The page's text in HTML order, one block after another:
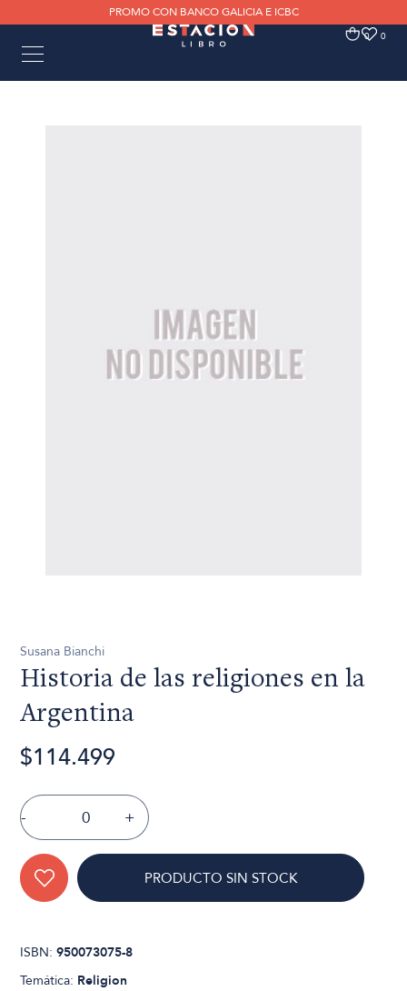
PROMO CON BANCO GALICIA E ICBC
0 0
Susana Bianchi
Historia de las religiones en la
Argentina
$114.499
- +
PRODUCTO SIN STOCK
ISBN:950073075-8
Temática: Religion